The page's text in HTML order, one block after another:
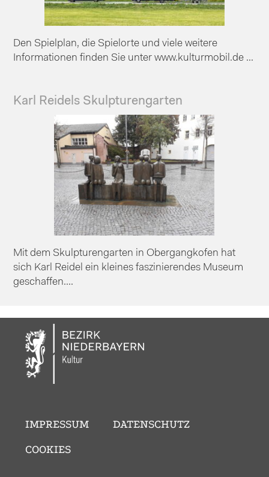
Den Spielplan, die Spielorte und viele weitere
Informationen finden Sie unter www.kulturmobil.de ...
Karl Reidels Skulpturengarten
Mit dem Skulpturengarten in Obergangkofen hat
sich Karl Reidel ein kleines faszinierendes Museum
geschaffen....
IMPRESSUM
DATENSCHUTZ
COOKIES